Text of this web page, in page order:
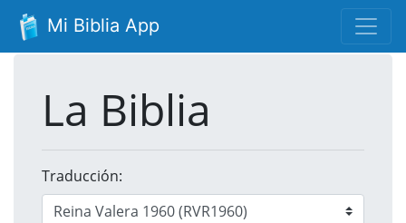
Mi Biblia App
La Biblia
Traducción: